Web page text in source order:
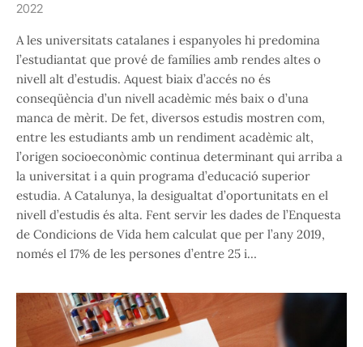
2022
A les universitats catalanes i espanyoles hi predomina
l’estudiantat que prové de famílies amb rendes altes o
nivell alt d’estudis. Aquest biaix d’accés no és
conseqüència d’un nivell acadèmic més baix o d’una
manca de mèrit. De fet, diversos estudis mostren com,
entre les estudiants amb un rendiment acadèmic alt,
l’origen socioeconòmic continua determinant qui arriba a
la universitat i a quin programa d’educació superior
estudia. A Catalunya, la desigualtat d’oportunitats en el
nivell d’estudis és alta. Fent servir les dades de l’Enquesta
de Condicions de Vida hem calculat que per l’any 2019,
només el 17% de les persones d’entre 25 i…